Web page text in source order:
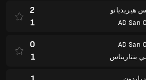
هيريديانو
AD San
2
1
AD San
بنتاريناس
0
1